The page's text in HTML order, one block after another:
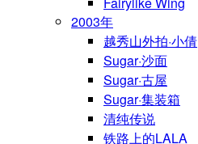
2003年
越秀山外拍·小倩
Sugar·沙面
Sugar·古屋
Sugar·集装箱
清纯传说
铁路上的LALA